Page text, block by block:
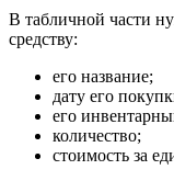
В табличной части
средству:
его название;
дату его
его
количество;
стоимость за